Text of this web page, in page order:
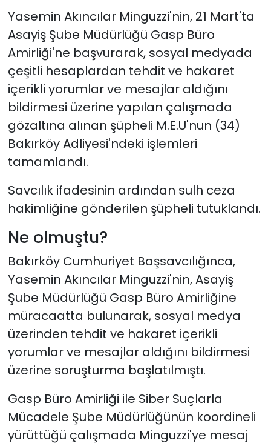
Yasemin Akıncılar Minguzzi'nin, 21 Mart'ta
Asayiş Şube Müdürlüğü Gasp Büro
Amirliği'ne başvurarak, sosyal medyada
çeşitli hesaplardan tehdit ve hakaret
içerikli yorumlar ve mesajlar aldığını
bildirmesi üzerine yapılan çalışmada
gözaltına alınan şüpheli M.E.U'nun (34)
Bakırköy Adliyesi'ndeki işlemleri
tamamlandı.
Savcılık ifadesinin ardından sulh ceza
hakimliğine gönderilen şüpheli tutuklandı.
Ne olmuştu?
Bakırköy Cumhuriyet Başsavcılığınca,
Yasemin Akıncılar Minguzzi'nin, Asayiş
Şube Müdürlüğü Gasp Büro Amirliğine
müracaatta bulunarak, sosyal medya
üzerinden tehdit ve hakaret içerikli
yorumlar ve mesajlar aldığını bildirmesi
üzerine soruşturma başlatılmıştı.
Gasp Büro Amirliği ile Siber Suçlarla
Mücadele Şube Müdürlüğünün koordineli
yürüttüğü çalışmada Minguzzi'ye mesaj